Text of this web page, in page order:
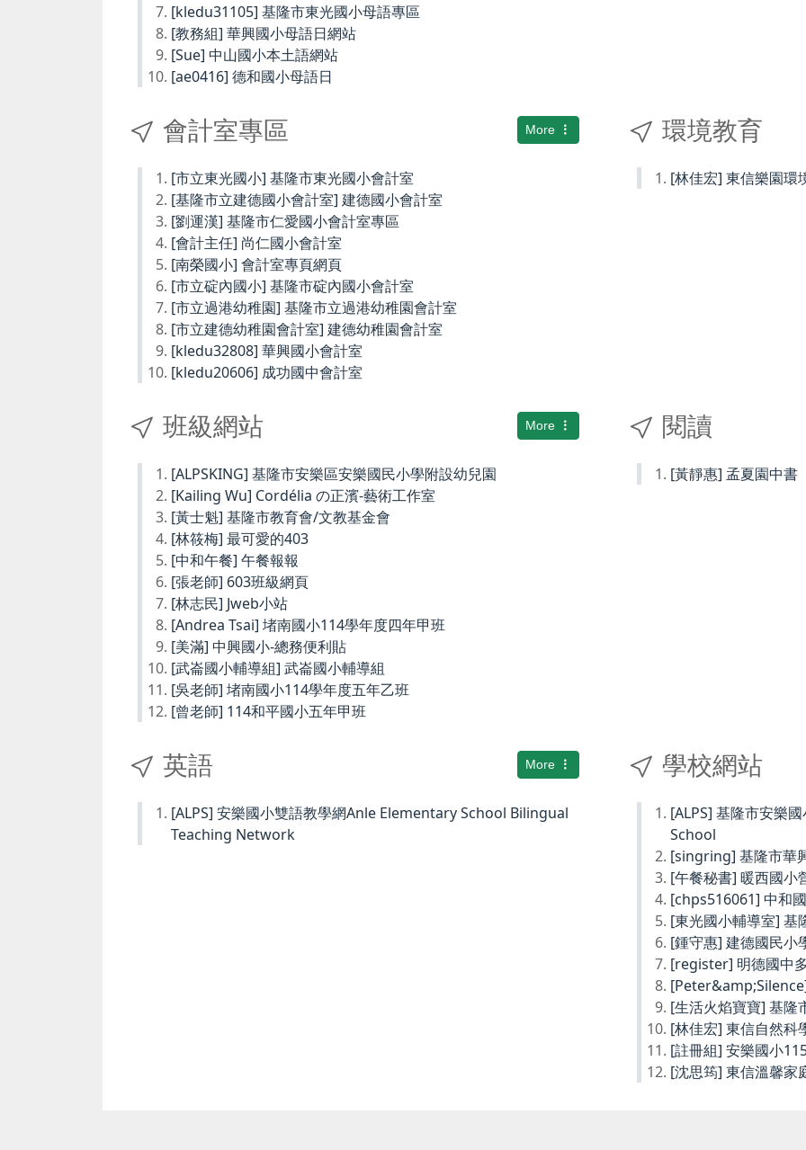
[kledu31105] 基隆市東光國小母語專區
[教務組] 華興國小母語日網站
[Sue] 中山國小本土語網站
[ae0416] 德和國小母語日
More
會計室專區
[市立東光國小] 基隆市東光國小會計室
[基隆市立建德國小會計室] 建德國小會計室
[劉運漢] 基隆市仁愛國小會計室專區
[會計主任] 尚仁國小會計室
[南榮國小] 會計室專頁網頁
[市立碇內國小] 基隆市碇內國小會計室
[市立過港幼稚園] 基隆市立過港幼稚園會計室
[市立建德幼稚園會計室] 建德幼稚園會計室
[kledu32808] 華興國小會計室
[kledu20606] 成功國中會計室
環境教育
[林佳宏] 東信樂園環
More
班級網站
[ALPSKING] 基隆市安樂區安樂國民小學附設幼兒園
[Kailing Wu] Cordélia の正濱-藝術工作室
[黃士魁] 基隆市教育會/文教基金會
[林筱梅] 最可愛的403
[中和午餐] 午餐報報
[張老師] 603班級網頁
[林志民] Jweb小站
[Andrea Tsai] 堵南國小114學年度四年甲班
[美滿] 中興國小-總務便利貼
[武崙國小輔導組] 武崙國小輔導組
[吳老師] 堵南國小114學年度五年乙班
[曾老師] 114和平國小五年甲班
閱讀
[黃靜惠] 孟夏園中書
More
英語
[ALPS] 安樂國小雙語教學網Anle Elementary School Bilingual
Teaching Network
學校網站
[ALPS] 基隆市安樂
School
[singring] 基隆市華
[午餐秘書] 暖西國小
[chps516061] 中和
[東光國小輔導室] 基
[鍾守惠] 建德國民小
[register] 明德國中
[生活火焰寶寶] 基隆
[林佳宏] 東信自然科
[註冊組] 安樂國小
[沈思筠] 東信溫馨家